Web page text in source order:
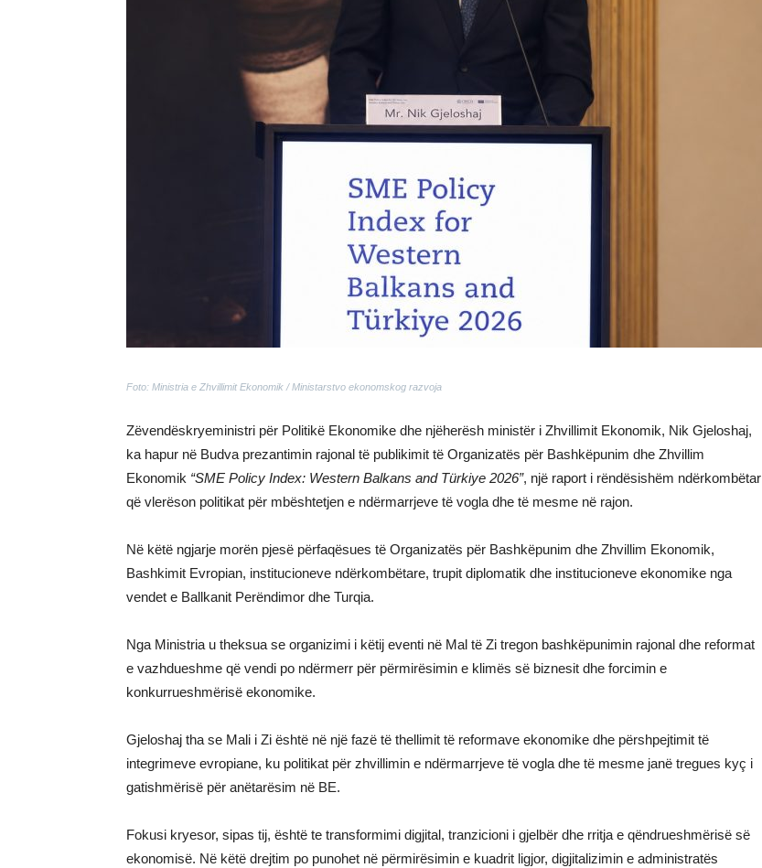
Foto: Ministria e Zhvillimit Ekonomik / Ministarstvo ekonomskog razvoja
Zëvendëskryeministri për Politikë Ekonomike dhe njëherësh ministër i Zhvillimit Ekonomik, Nik Gjeloshaj,
ka hapur në Budva prezantimin rajonal të publikimit të Organizatës për Bashkëpunim dhe Zhvillim
Ekonomik “SME Policy Index: Western Balkans and Türkiye 2026”, një raport i rëndësishëm ndërkombëtar
që vlerëson politikat për mbështetjen e ndërmarrjeve të vogla dhe të mesme në rajon.
Në këtë ngjarje morën pjesë përfaqësues të Organizatës për Bashkëpunim dhe Zhvillim Ekonomik,
Bashkimit Evropian, institucioneve ndërkombëtare, trupit diplomatik dhe institucioneve ekonomike nga
vendet e Ballkanit Perëndimor dhe Turqia.
Nga Ministria u theksua se organizimi i këtij eventi në Mal të Zi tregon bashkëpunimin rajonal dhe reformat
e vazhdueshme që vendi po ndërmerr për përmirësimin e klimës së biznesit dhe forcimin e
konkurrueshmërisë ekonomike.
Gjeloshaj tha se Mali i Zi është në një fazë të thellimit të reformave ekonomike dhe përshpejtimit të
integrimeve evropiane, ku politikat për zhvillimin e ndërmarrjeve të vogla dhe të mesme janë tregues kyç i
gatishmërisë për anëtarësim në BE.
Fokusi kryesor, sipas tij, është te transformimi digjital, tranzicioni i gjelbër dhe rritja e qëndrueshmërisë së
ekonomisë. Në këtë drejtim po punohet në përmirësimin e kuadrit ligjor, digjitalizimin e administratës